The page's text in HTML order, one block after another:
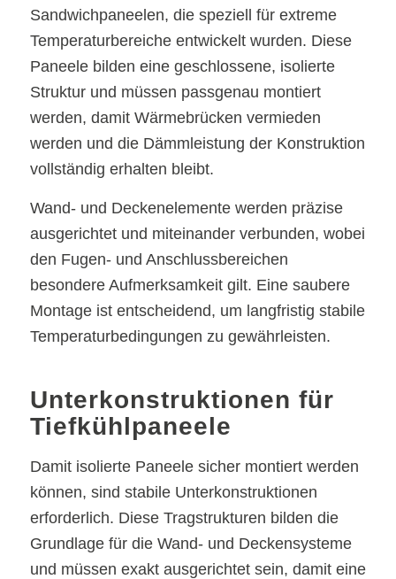
Sandwichpaneelen, die speziell für extreme
Temperaturbereiche entwickelt wurden. Diese
Paneele bilden eine geschlossene, isolierte
Struktur und müssen passgenau montiert
werden, damit Wärmebrücken vermieden
werden und die Dämmleistung der Konstruktion
vollständig erhalten bleibt.
Wand- und Deckenelemente werden präzise
ausgerichtet und miteinander verbunden, wobei
den Fugen- und Anschlussbereichen
besondere Aufmerksamkeit gilt. Eine saubere
Montage ist entscheidend, um langfristig stabile
Temperaturbedingungen zu gewährleisten.
Unterkonstruktionen für
Tiefkühlpaneele
Damit isolierte Paneele sicher montiert werden
können, sind stabile Unterkonstruktionen
erforderlich. Diese Tragstrukturen bilden die
Grundlage für die Wand- und Deckensysteme
und müssen exakt ausgerichtet sein, damit eine